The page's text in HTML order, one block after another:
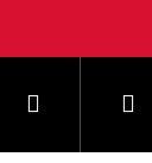
Dárkové sady
Hledat